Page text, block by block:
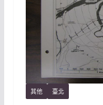
其他 臺北